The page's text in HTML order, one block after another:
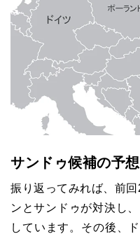
サンドゥ候補の予
振り返ってみれば、前回
ンとサンドゥが対決し
しています。その後、